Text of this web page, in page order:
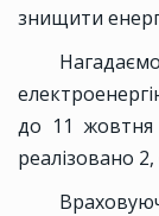
знищити
до 11 жовтня
реалізовано